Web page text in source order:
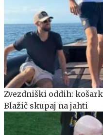
Zvezdniški oddih:
Blažič skupaj na jahti